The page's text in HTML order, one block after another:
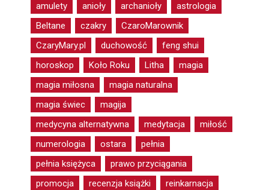
amulety anioły archanioły
astrologia
Beltane
czakry
CzaroMarownik
CzaryMary.pl
duchowość
feng shui
horoskop
Koło Roku Litha
magia
magia miłosna
magia naturalna
magia świec
magija
medycyna alternatywna
medytacja
miłość
numerologia
ostara
pełnia
pełnia księżyca
prawo przyciągania
promocja
recenzja książki
reinkarnacja